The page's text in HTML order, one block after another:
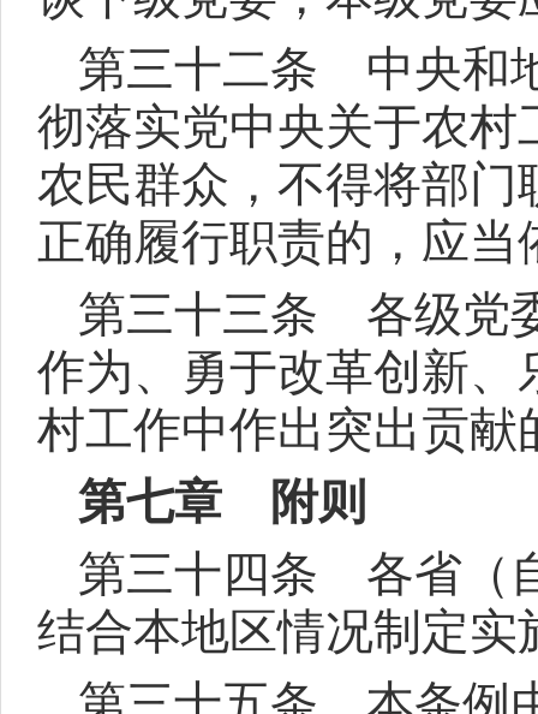
第三十二条 中央和
彻落实党中央关于农
农民群众，不得将部
正确履行职责的，应
第三十三条 各级党
作为、勇于改革创新
村工作中作出突出贡献
第七章 附则
第三十四条 各省（
结合本地区情况制定实